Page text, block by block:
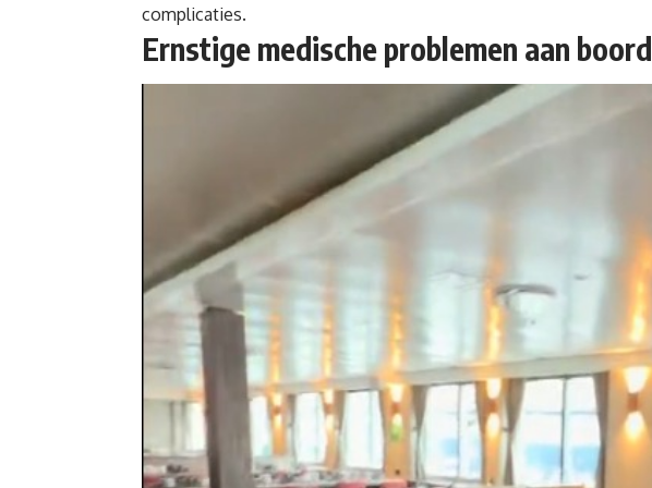
complicaties.
Ernstige medische problemen aan boord